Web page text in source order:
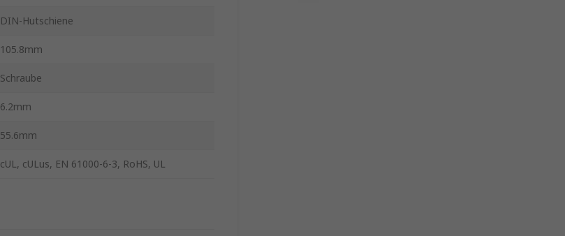
DIN-Hutschiene
105.8mm
Schraube
6.2mm
55.6mm
cUL, cULus, EN 61000-6-3, RoHS, UL